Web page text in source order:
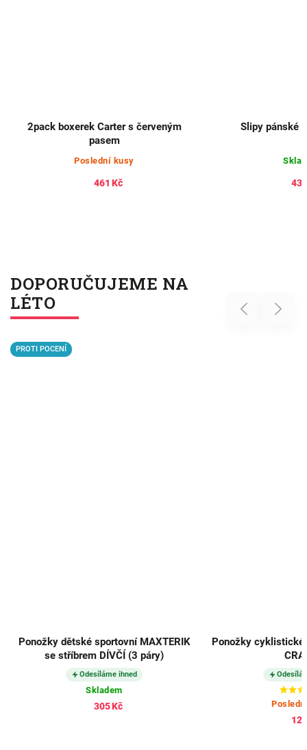
Slipy pánské 9B545 LITEX
Skladem
433 Kč
Enrico Coveri
DOPORUČUJEME NA
LÉTO
Previous
Ponožky cyklistické RALF X obrázkové
CRASH
Odesíláme ihned
Poslední kusy
Ponožky slabé
TMAVĚ
Next